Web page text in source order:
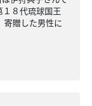
８代琉球国王
寄贈した男性に